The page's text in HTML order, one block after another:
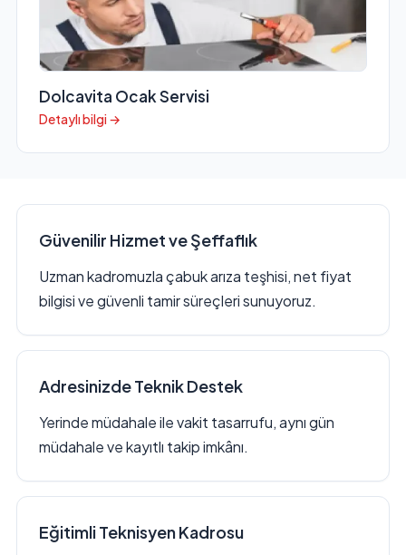
Dolcavita Ocak Servisi
Detaylı bilgi →
Güvenilir Hizmet ve Şeffaflık
Uzman kadromuzla çabuk arıza teşhisi, net fiyat
bilgisi ve güvenli tamir süreçleri sunuyoruz.
Adresinizde Teknik Destek
Yerinde müdahale ile vakit tasarrufu, aynı gün
müdahale ve kayıtlı takip imkânı.
Eğitimli Teknisyen Kadrosu